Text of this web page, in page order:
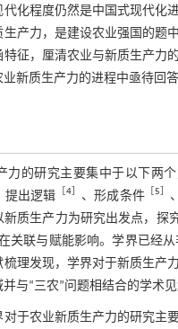
化程度仍然是中国式现代化
产力，是建设农业强国的题
征，厘清农业与新质生产力
新质生产力的进程中亟待回
力的研究主要集中于以下两
提出逻辑 ［4］ 、形成条件 ［5］
质生产力为研究出发点，探
关联与赋能影响。学界已经
理发现，学界对于新质生产
与“三农”问题相结合的学术见
于农业新质生产力的研究主